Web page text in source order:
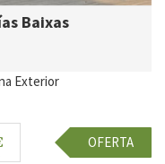
Baixas
Exterior
OFERTA